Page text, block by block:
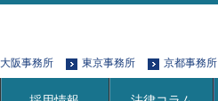
大阪事務所 東京事務所 京都事務所